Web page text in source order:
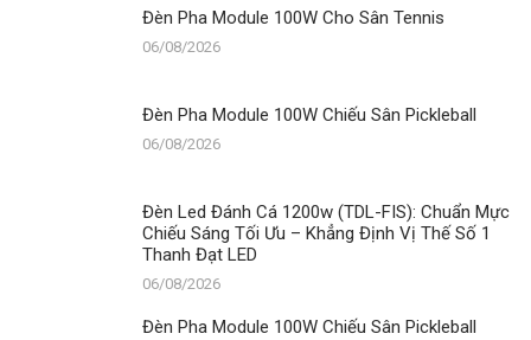
Đèn Pha Module 100W Cho Sân Tennis
06/08/2026
Đèn Pha Module 100W Chiếu Sân Pickleball
06/08/2026
Đèn Led Đánh Cá 1200w (TDL-FIS): Chuẩn Mực
Chiếu Sáng Tối Ưu – Khẳng Định Vị Thế Số 1
Thanh Đạt LED
06/08/2026
Đèn Pha Module 100W Chiếu Sân Pickleball